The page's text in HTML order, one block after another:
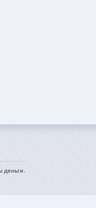
деньги.